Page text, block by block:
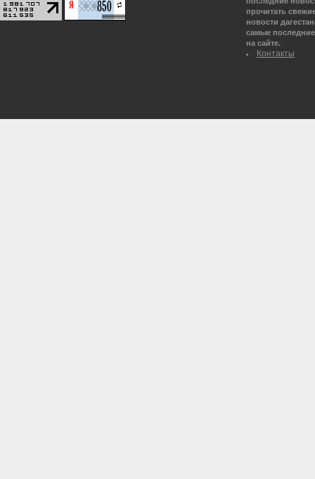
прочитать
новости
самые
на сайте.
Контакты